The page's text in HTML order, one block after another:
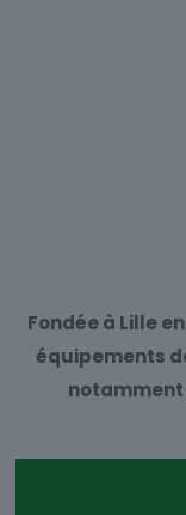
Fondée à Lille
équipements
notamment